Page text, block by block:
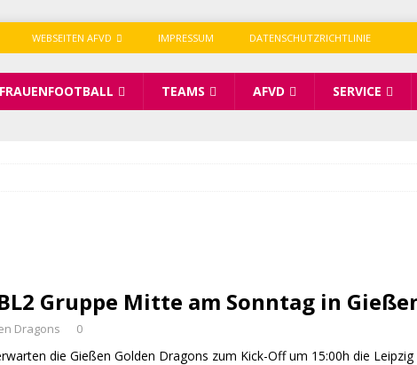
WEBSEITEN AFVD IMPRESSUM DATENSCHUTZRICHTLINIE
FRAUENFOOTBALL TEAMS AFVD SERVICE
Gruppe Mitte am Sonntag in
Dragons 0
die Gießen Golden Dragons zum Kick-Off um 15:00h die Leipzig